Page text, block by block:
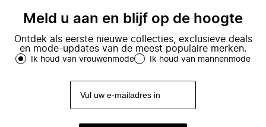
Meld u aan en blijf op de hoogte
Ontdek als eerste nieuwe collecties, exclusieve deals
en mode-updates van de meest populaire merken.
Ik houd van vrouwenmode Ik houd van mannenmode